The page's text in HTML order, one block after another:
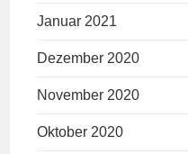
Januar 2021
Dezember 2020
November 2020
Oktober 2020